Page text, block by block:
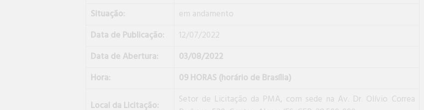
Situação:
em andamento
Data de Publicação:
12/07/2022
Data de Abertura:
03/08/2022
Hora:
09 HORAS (horário de Brasília)
Local da Licitação:
Setor de Licitação da PMA, com sede na Av. Dr. Olívio Correa